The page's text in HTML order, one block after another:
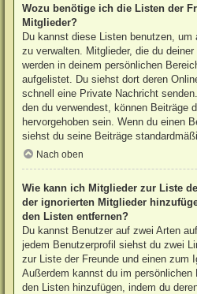
Wozu benötige ich die Listen der
Mitglieder?
Du kannst diese Listen benutzen, um
zu verwalten. Mitglieder, die du
werden in deinem persönlichen
aufgelistet. Du siehst dort deren
schnell eine Private Nachricht
den du verwendest, können Beiträge
hervorgehoben sein. Wenn du einen
siehst du seine Beiträge
Nach oben
Wie kann ich Mitglieder zur Liste
der ignorierten Mitglieder
den Listen entfernen?
Du kannst Benutzer auf zwei Arten
jedem Benutzerprofil siehst du zwei
zur Liste der Freunde und einen zum
Außerdem kannst du im
den Listen hinzufügen, indem du